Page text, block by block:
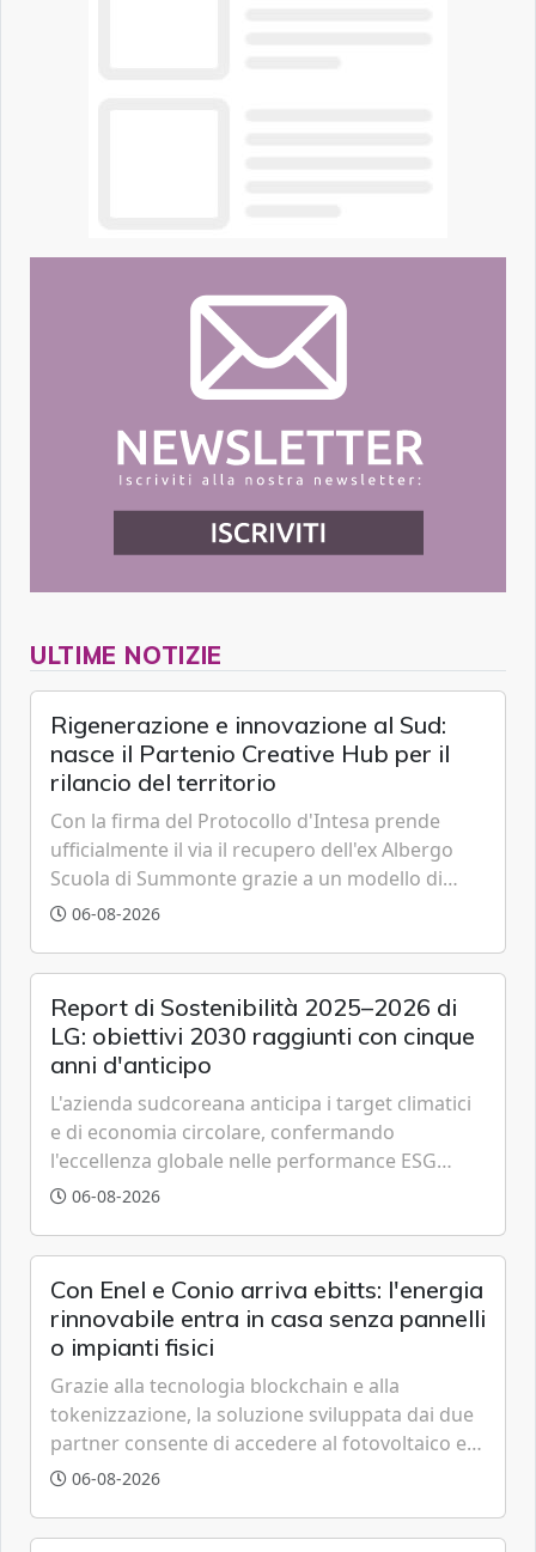
ULTIME NOTIZIE
Rigenerazione e innovazione al Sud:
nasce il Partenio Creative Hub per il
rilancio del territorio
Con la firma del Protocollo d'Intesa prende
ufficialmente il via il recupero dell'ex Albergo
Scuola di Summonte grazie a un modello di
partenariato pubblico-privato e a una rete di
06-08-2026
Report di Sostenibilità 2025–2026 di
LG: obiettivi 2030 raggiunti con cinque
anni d'anticipo
L'azienda sudcoreana anticipa i target climatici
e di economia circolare, confermando
l'eccellenza globale nelle performance ESG
grazie a innovazione, accessibilità e governance
06-08-2026
Con Enel e Conio arriva ebitts: l'energia
rinnovabile entra in casa senza pannelli
o impianti fisici
Grazie alla tecnologia blockchain e alla
tokenizzazione, la soluzione sviluppata dai due
partner consente di accedere al fotovoltaico e
all'eolico ottenendo risparmi diretti in bolletta,
06-08-2026